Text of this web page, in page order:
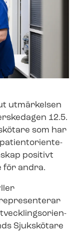
utmärkelsen
12.5.
som har
positivt
för andra.
Sjukskötare